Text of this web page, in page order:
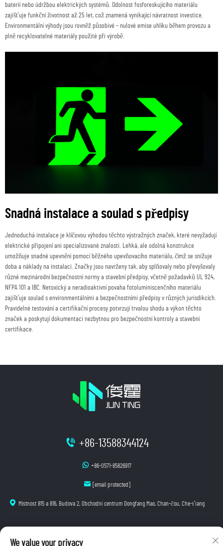
baterií nebo údržbou elektrických systémů. Odolnost fosforeskujícího materiálu
zajišťuje funkční životnost až 25 let, což znamená vynikající návratnost investice.
Environmentální výhody jsou rovněž působivé – nulové emise uhlíku během provozu a
plně recyklovatelné materiály použité při výrobě.
Snadná instalace a soulad s předpisy
Jednoduchá instalace je klíčovou výhodou těchto výstražných značek, které nevyžadují
elektrické připojení ani specializované znalosti. Lehká, ale odolná konstrukce
umožňuje snadné upevnění pomocí běžného upevňovacího materiálu, čímž se snižuje
doba a náklady na instalaci. Značky jsou navrženy tak, aby splňovaly nebo převyšovaly
různé mezinárodní bezpečnostní normy a stavební předpisy, včetně požadavků UL 924,
NFPA 101 a IBC. Netoxický a neradioaktivní povaha fotoluminiscenčního materiálu
zajišťuje soulad s environmentálními a bezpečnostními předpisy v různých jurisdikcích.
Pravidelné testování a certifikační procesy potvrzují trvalou shodu a výkon těchto
značek a poskytují dokumentaci nezbytnou pro bezpečnostní kontroly a stavební
certifikace.
+86-13588344124
+86-0571-85826917
[email protected]
Místnost 815 a 816, Budova 2, Obchodní centrum Dongfang Mao, Chan-čou, Che-ťiang
Autorská práva © 2025 Hangzhou Junting Luminescence Technology Co., Ltd. Všechna práva
We value your privacy